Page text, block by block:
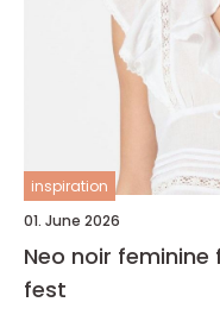
inspiration
01. June 2026
Neo noir feminine favoritter til hverdags og
fest